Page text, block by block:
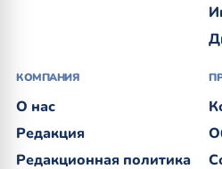
КОМПАНИЯ
О нас
Редакция
Редакционная политика